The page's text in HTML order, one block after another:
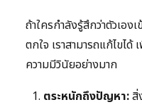
ถ้าใครกำลังรู้สึกว่าตัวเอ
ตกใจ เราสามารถแก้ไขไ
ความมีวินัยอย่างมาก
ตระหนักถึงปัญหา:สิ่